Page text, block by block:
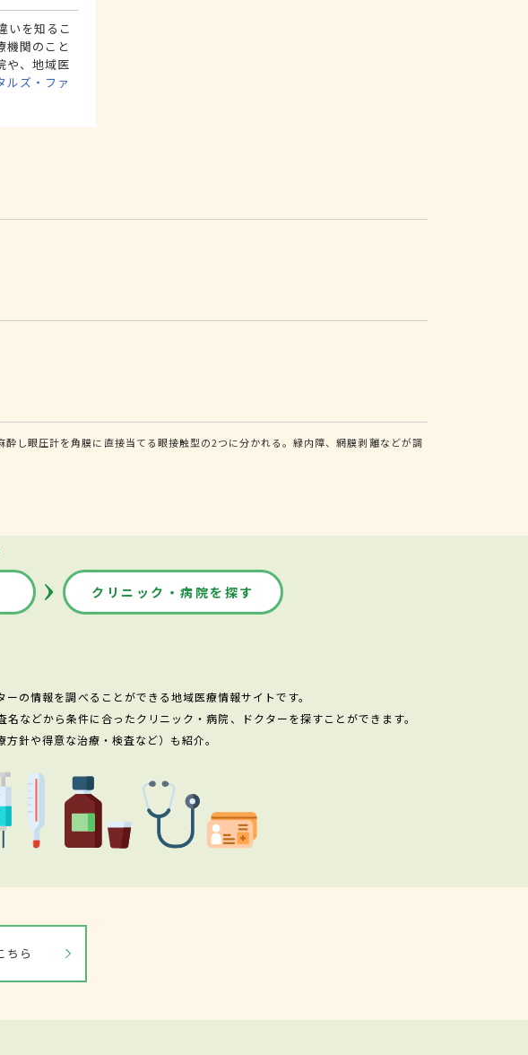
いを知るこ
機関のこと
や、地域医
ルズ・ファ
し眼圧計を角膜に直接当てる眼接触型の2つに分かれる。緑内障、網膜剥離などが調
クリニック・病院を探す
の情報を調べることができる地域医療情報サイトです。
などから条件に合ったクリニック・病院、ドクターを探すことができます。
針や得意な治療・検査など）も紹介。
ちら